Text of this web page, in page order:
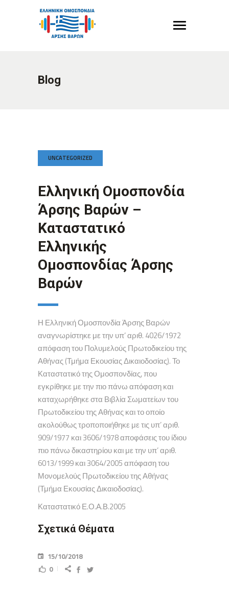
Blog
UNCATEGORIZED
Ελληνική Ομοσπονδία
Άρσης Βαρών –
Καταστατικό
Ελληνικής
Ομοσπονδίας Άρσης
Βαρών
Η Ελληνική Ομοσπονδία Άρσης Βαρών
αναγνωρίστηκε με την υπ’ αριθ. 4026/1972
απόφαση του Πολυμελούς Πρωτοδικείου της
Αθήνας (Τμήμα Εκουσίας Δικαιοδοσίας). Το
Καταστατικό της Ομοσπονδίας, που
εγκρίθηκε με την πιο πάνω απόφαση και
καταχωρήθηκε στα Βιβλία Σωματείων του
Πρωτοδικείου της Αθήνας και το οποίο
ακολούθως τροποποιήθηκε με τις υπ’ αριθ.
909/1977 και 3606/1978 αποφάσεις του ίδιου
πιο πάνω δικαστηρίου και με την υπ’ αριθ.
6013/1999 και 3064/2005 απόφαση του
Μονομελούς Πρωτοδικείου της Αθήνας
(Τμήμα Εκουσίας Δικαιοδοσίας).
Καταστατικό Ε.Ο.Α.Β.2005
Σχετικά Θέματα
15/10/2018
0